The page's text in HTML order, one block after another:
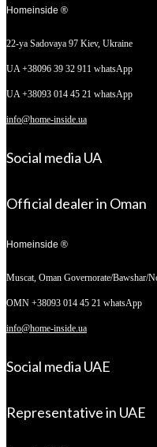
Homeinside ®
22-ya Sadovaya 97 Kiev, Ukraine
UA +38096 39 32 911 whatsApp
UA +38093 014 45 21 whatsApp
info@home-inside.ua
Social media UA
Official dealer in Oman
Homeinside ®
Muscat, Oman Governorate/Bawshar/
OMN +38093 014 45 21 whatsApp
info@home-inside.ua
Social media UAE
Representative in UAE